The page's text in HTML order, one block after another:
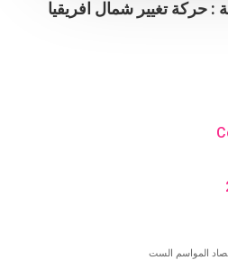
: حركة تغيير شمال افريقيا
المواسم الست